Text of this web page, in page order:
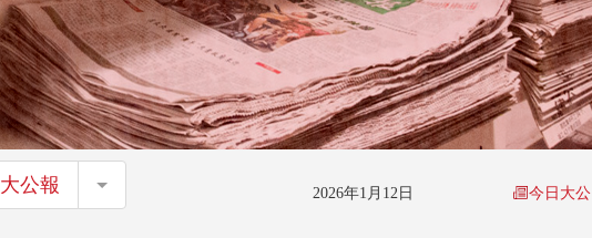
大公報 大公報 2026年1月12日 今日大公